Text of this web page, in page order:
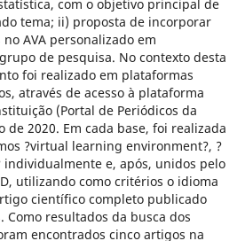
com o objetivo principal de
tema; ii) proposta de incorporar
AVA personalizado em
de pesquisa. No contexto desta
foi realizado em plataformas
através de acesso à plataforma
(Portal de Periódicos da
de 2020. Em cada base, foi realizada
?virtual learning environment?, ?
e, após, unidos pelo
utilizando como critérios o idioma
científico completo publicado
Como resultados da busca dos
encontrados cinco artigos na